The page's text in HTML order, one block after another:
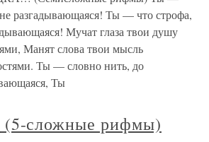
не разгадывающаяся! Ты — что строфа,
Мучат глаза твои душу
Манят слова твои мысль
Ты — словно нить, до
Ты
сложные рифмы)